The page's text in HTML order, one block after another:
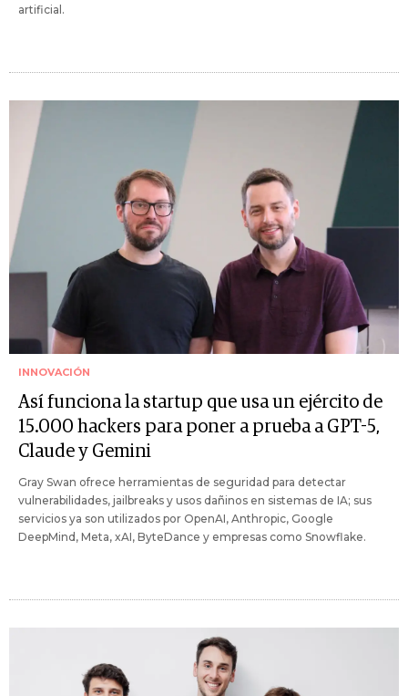
artificial.
INNOVACIÓN
Así funciona la startup que usa un ejército de
15.000 hackers para poner a prueba a GPT-5,
Claude y Gemini
Gray Swan ofrece herramientas de seguridad para detectar
vulnerabilidades, jailbreaks y usos dañinos en sistemas de IA; sus
servicios ya son utilizados por OpenAI, Anthropic, Google
DeepMind, Meta, xAI, ByteDance y empresas como Snowflake.